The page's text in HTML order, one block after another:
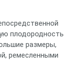
плодородность
размеры,
ремесленными